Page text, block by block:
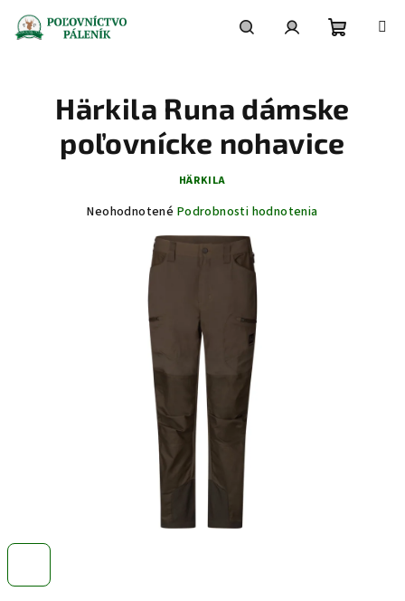
obsah
košík
Härkila Runa dámske
poľovnícke nohavice
HÄRKILA
Priemerné
hviezdičiek.
Neohodnotené Podrobnosti hodnotenia